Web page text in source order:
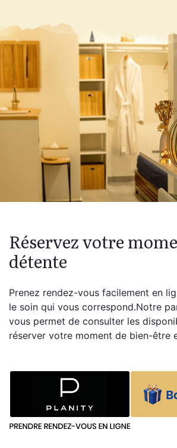
Réservez votre
détente
Prenez rendez-vous facilement en
le soin qui vous correspond.Notre
vous permet de consulter les
réserver votre moment de bien-être